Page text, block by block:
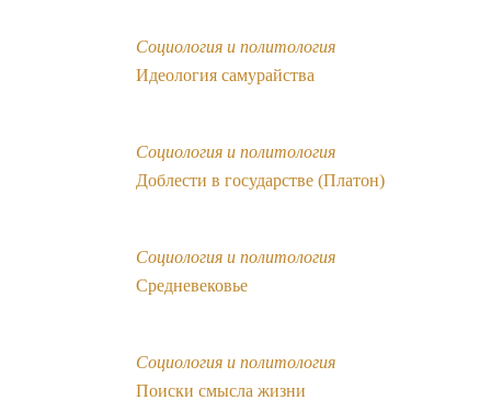
Социология и политология
Идеология самурайства
Социология и политология
Доблести в государстве (Платон)
Социология и политология
Средневековье
Социология и политология
Поиски смысла жизни